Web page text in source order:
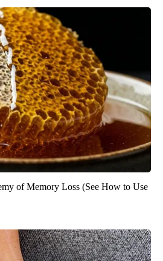
of Memory Loss (See How to Use